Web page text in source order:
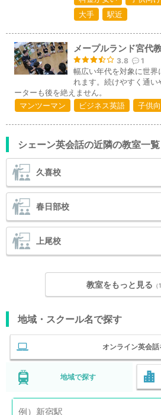
大手
駅近
メープルランド宮代
3.8 1
幅広い年代を対象に世界
れます。続けやすく通
ーターも後を絶えません。
マンツーマン
ビジネス英語 子供
シェーン英会話の近隣の教室一覧
久喜校
春日部校
上尾校
教室をもっと見る
地域・スクール名で探す
オンライン英会
地域で探す